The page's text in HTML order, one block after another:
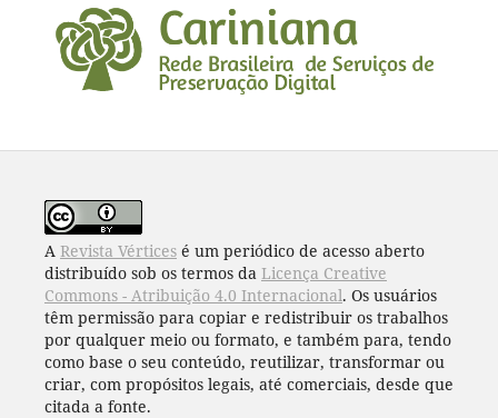
A Revista Vérticesé um periódico de acesso aberto
distribuído sob os termos da Licença Creative
Commons - Atribuição 4.0 Internacional. Os usuários
têm permissão para copiar e redistribuir os trabalhos
por qualquer meio ou formato, e também para, tendo
como base o seu conteúdo, reutilizar, transformar ou
criar, com propósitos legais, até comerciais, desde que
citada a fonte.